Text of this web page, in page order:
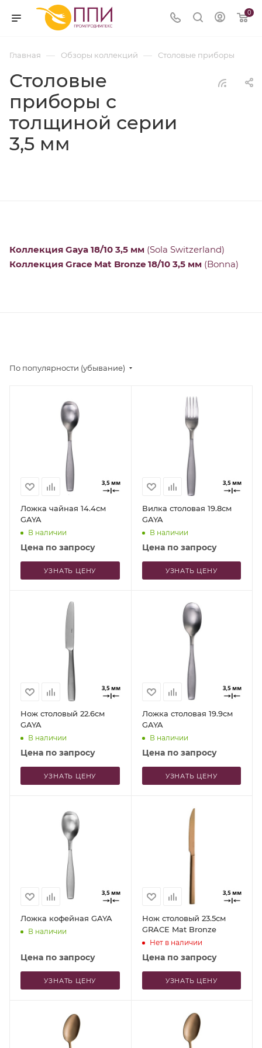
0
Главная — Обзоры коллекций — Столовые приборы
Столовые
приборы с
толщиной серии
3,5 мм
Коллекция Gaya 18/10 3,5 мм (Sola Switzerland)
Коллекция Grace Mat Bronze 18/10 3,5 мм (Bonna)
По популярности (убывание)
Ложка чайная 14.4см
GAYA
В наличии
Цена по запросу
УЗНАТЬ ЦЕНУ
Вилка столовая 19.8см
GAYA
В наличии
Цена по запросу
УЗНАТЬ ЦЕНУ
Нож столовый 22.6см
GAYA
В наличии
Цена по запросу
УЗНАТЬ ЦЕНУ
Ложка столовая 19.9см
GAYA
В наличии
Цена по запросу
УЗНАТЬ ЦЕНУ
Ложка кофейная GAYA
В наличии
Цена по запросу
УЗНАТЬ ЦЕНУ
Нож столовый 23.5см
GRACE Mat Bronze
Нет в наличии
Цена по запросу
УЗНАТЬ ЦЕНУ